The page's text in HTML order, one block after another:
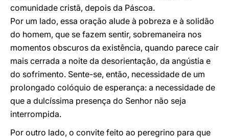
comunidade cristã, depois da Páscoa.
Por um lado, essa oração alude à pobreza e à solidão
do homem, que se fazem sentir, sobremaneira nos
momentos obscuros da existência, quando parece cair
mais cerrada a noite da desorientação, da angústia e
do sofrimento. Sente-se, então, necessidade de um
prolongado colóquio de esperança: a necessidade de
que a dulcíssima presença do Senhor não seja
interrompida.
Por outro lado, o convite feito ao peregrino para que